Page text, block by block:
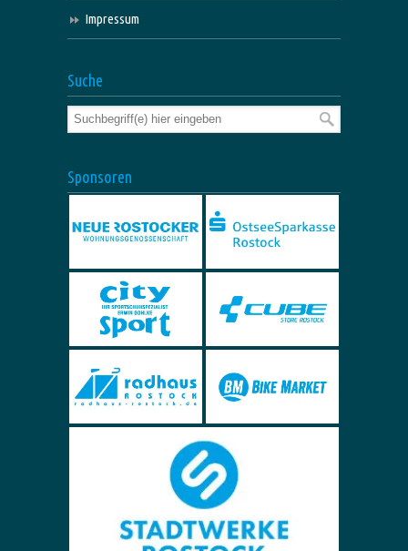
Impressum
Suche
Sponsoren